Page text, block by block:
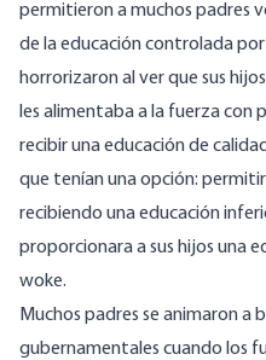
permitieron a muchos padres
de la educación controlada
horrorizaron al ver que sus
les alimentaba a la fuerza con
recibir una educación de
que tenían una opción:
recibiendo una educación
proporcionara a sus hijos una
woke.
Muchos padres se animaron a
gubernamentales cuando los